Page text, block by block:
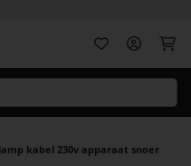
kabel 230v apparaat snoer